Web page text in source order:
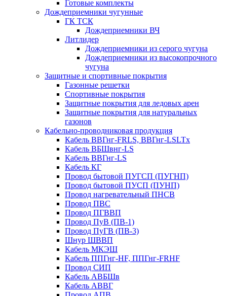
Готовые комплекты
Дождеприемники чугунные
ГК ТСК
Дождеприемники ВЧ
Литлидер
Дождеприемники из серого чугуна
Дождеприемники из высокопрочного
чугуна
Защитные и спортивные покрытия
Газонные решетки
Спортивные покрытия
Защитные покрытия для ледовых арен
Защитные покрытия для натуральных
газонов
Кабельно-проводниковая продукция
Кабель ВВГнг-FRLS, ВВГнг-LSLTx
Кабель ВБШвнг-LS
Кабель ВВГнг-LS
Кабель КГ
Провод бытовой ПУГСП (ПУГНП)
Провод бытовой ПУСП (ПУНП)
Провод нагревательный ПНСВ
Провод ПВС
Провод ПГВВП
Провод ПуВ (ПВ-1)
Провод ПуГВ (ПВ-3)
Шнур ШВВП
Кабель МКЭШ
Кабель ППГнг-HF, ППГнг-FRHF
Провод СИП
Кабель АВБШв
Кабель АВВГ